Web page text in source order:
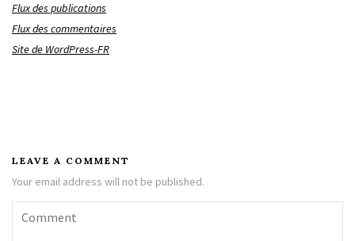
Flux des publications
Flux des commentaires
Site de WordPress-FR
LEAVE A COMMENT
Your email address will not be published.